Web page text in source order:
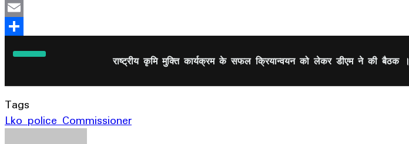
Mastodon
Email
राष्ट्रीय कृमि मुक्ति कार्यक्रम के सफल क्रियान्वयन को लेकर डीएम ने की बैठक ।
Tags
Lko police Commissioner